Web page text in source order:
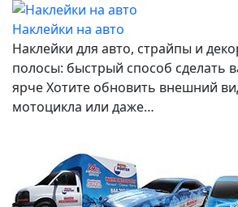
Наклейки на авто
Наклейки для авто, страйпы и
полосы: быстрый способ сделать
ярче Хотите обновить внешний
мотоцикла или даже…